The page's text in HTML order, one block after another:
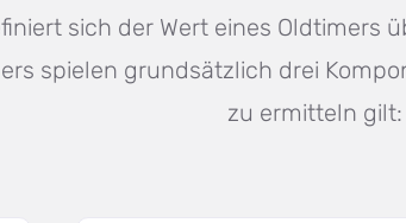
sich der Wert eines Oldtimers
spielen grundsätzlich drei
zu ermitteln gilt: